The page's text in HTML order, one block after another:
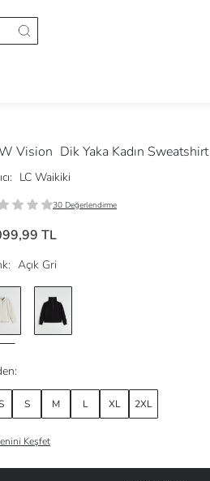
Vision Dik Yaka Kadın Sweatshirt
LC Waikiki
30 Değerlendirme
TL
Açık Gri
S M L XL 2XL
Keşfet